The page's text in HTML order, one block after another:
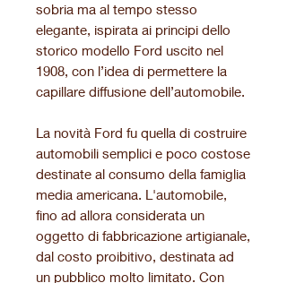
sobria ma al tempo stesso
elegante, ispirata ai principi dello
storico modello Ford uscito nel
1908, con l’idea di permettere la
capillare diffusione dell’automobile.
La novità Ford fu quella di costruire
automobili semplici e poco costose
destinate al consumo della famiglia
media americana. L'automobile,
fino ad allora considerata un
oggetto di fabbricazione artigianale,
dal costo proibitivo, destinata ad
un pubblico molto limitato. Con